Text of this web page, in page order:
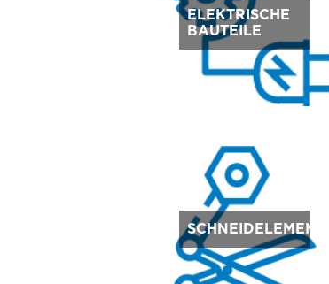
ELEKTRISCHE
BAUTEILE
SCHNEIDELEMENTE